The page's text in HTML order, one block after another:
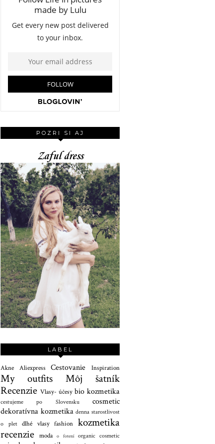
POZRI SI AJ
Zaful dress
LABEL
Akne Aliexpress Cestovanie Inspiration
My outfits
Môj šatník
Recenzie Vlasy- účesy bio kozmetika
cestujeme po Slovensku
cosmetic
dekoratívna kozmetika denna starostlivost
o plet
dlhé vlasy fashion kozmetika
recenzie
moda o fotení organic cosmetic